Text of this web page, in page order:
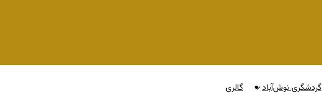
گردشگری نوش‌آباد گالری